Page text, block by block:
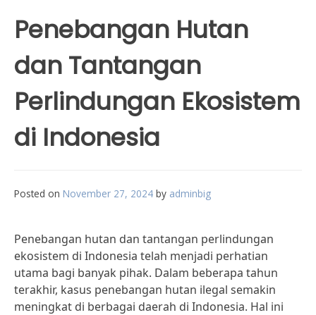
Penebangan Hutan
dan Tantangan
Perlindungan Ekosistem
di Indonesia
Posted on November 27, 2024 by adminbig
Penebangan hutan dan tantangan perlindungan
ekosistem di Indonesia telah menjadi perhatian
utama bagi banyak pihak. Dalam beberapa tahun
terakhir, kasus penebangan hutan ilegal semakin
meningkat di berbagai daerah di Indonesia. Hal ini